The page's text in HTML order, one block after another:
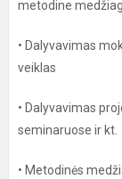
metodine
• Dalyvavimas
veiklas
• Dalyvavimas
seminaruose ir kt.
• Metodinės